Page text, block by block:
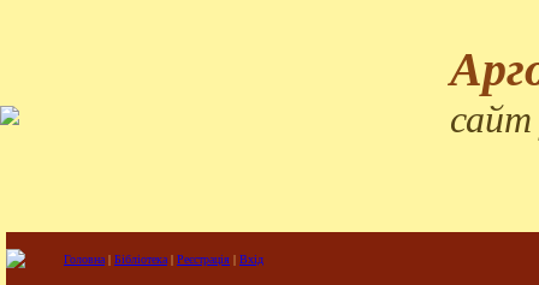
сайт
Головна | Бібліотека | Реєстрація | Вхід